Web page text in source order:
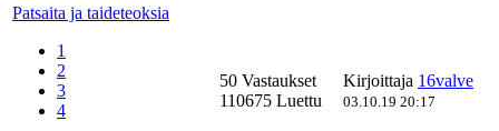
Patsaita ja taideteoksia
1
2
3
4
50 Vastaukset
110675 Luettu
Kirjoittaja 16valve
03.10.19 20:17